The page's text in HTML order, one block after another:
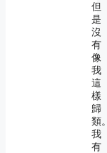
但
是
沒
有
像
我
這
樣
歸
類。
我
有